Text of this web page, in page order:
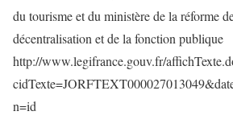
du tourisme et du ministère de la réforme
décentralisation et de la fonction publique
http://www.legifrance.gouv.fr/
n=id